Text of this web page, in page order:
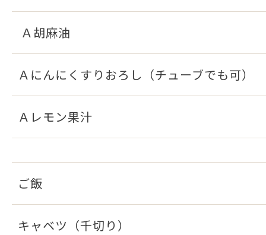
Ａ胡麻油
Ａにんにくすりおろし（チューブでも可）
Ａレモン果汁
ご飯
キャベツ（千切り）